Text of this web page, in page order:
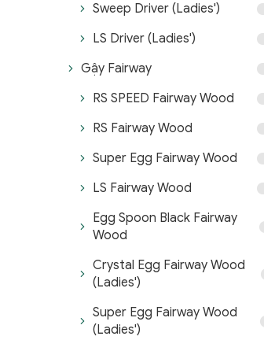
Sweep Driver (Ladies')
LS Driver (Ladies')
Gậy Fairway
RS SPEED Fairway Wood
RS Fairway Wood
Super Egg Fairway Wood
LS Fairway Wood
Egg Spoon Black Fairway
Wood
Crystal Egg Fairway Wood
(Ladies')
Super Egg Fairway Wood
(Ladies')